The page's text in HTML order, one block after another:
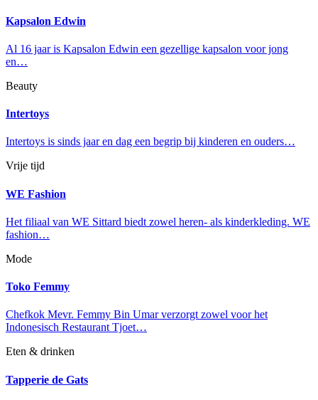
Kapsalon Edwin
Al 16 jaar is Kapsalon Edwin een gezellige kapsalon voor jong
en…
Beauty
Intertoys
Intertoys is sinds jaar en dag een begrip bij kinderen en ouders…
Vrije tijd
WE Fashion
Het filiaal van WE Sittard biedt zowel heren- als kinderkleding. WE
fashion…
Mode
Toko Femmy
Chefkok Mevr. Femmy Bin Umar verzorgt zowel voor het
Indonesisch Restaurant Tjoet…
Eten & drinken
Tapperie de Gats